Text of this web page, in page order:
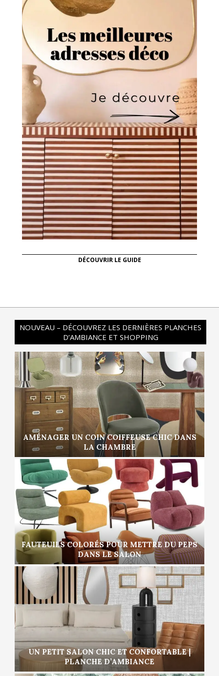
DÉCOUVRIR LE GUIDE
NOUVEAU – DÉCOUVREZ LES DERNIÈRES PLANCHES
D’AMBIANCE ET SHOPPING
AMÉNAGER UN COIN COIFFEUSE CHIC DANS
LA CHAMBRE
FAUTEUILS COLORÉS POUR METTRE DU PEPS
DANS LE SALON
UN PETIT SALON CHIC ET CONFORTABLE |
PLANCHE D’AMBIANCE